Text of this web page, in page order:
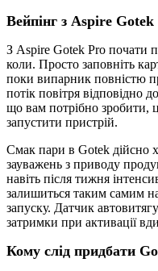
Вейпінг з Aspire
З Aspire Gotek Pro почати
коли. Просто заповніть
поки випарник повністю
потік повітря відповідно
що вам потрібно
запустити пристрій.
Смак пари в Gotek дійсно
зауважень з приводу
навіть після тижня
залишиться таким самим
запуску. Датчик
затримки при активації
Кому слід придбати